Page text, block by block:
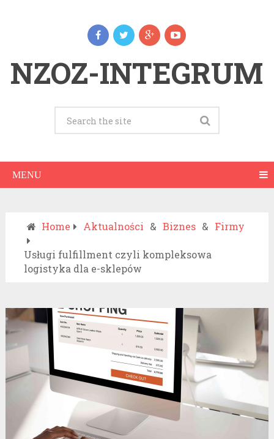
NZOZ-INTEGRUM
MENU
Home Aktualności & Biznes & Firmy
Usługi fulfillment czyli kompleksowa
logistyka dla e-sklepów